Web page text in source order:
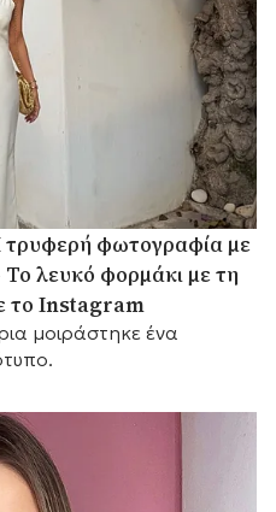
τρυφερή φωτογραφία με
λευκό φορμάκι με τη
το Instagram
μοιράστηκε ένα